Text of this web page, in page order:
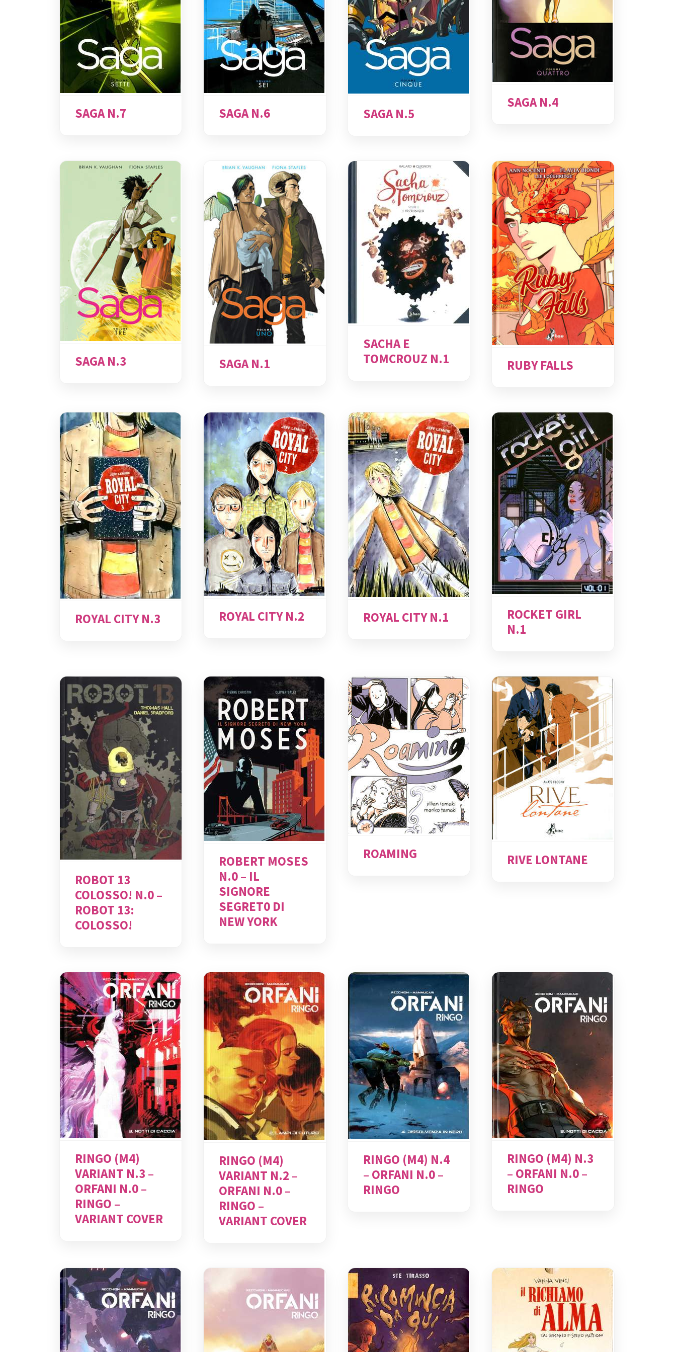
SAGA N.7 SAGA N.6 SAGA N.5
SAGA N.4
SAGA N.3 SAGA N.1
SACHA E
TOMCROUZ N.1
RUBY FALLS
ROYAL CITY N.3 ROYAL CITY N.2 ROYAL CITY N.1
ROCKET GIRL
N.1
ROBOT 13
COLOSSO! N.0 –
ROBOT 13:
COLOSSO!
ROBERT MOSES
N.0 – IL
SIGNORE
SEGRET0 DI
NEW YORK
ROAMING RIVE LONTANE
RINGO (M4)
VARIANT N.3 –
ORFANI N.0 –
RINGO –
VARIANT COVER
RINGO (M4)
VARIANT N.2 –
ORFANI N.0 –
RINGO –
VARIANT COVER
RINGO (M4) N.4
– ORFANI N.0 –
RINGO
RINGO (M4) N.3
– ORFANI N.0 –
RINGO